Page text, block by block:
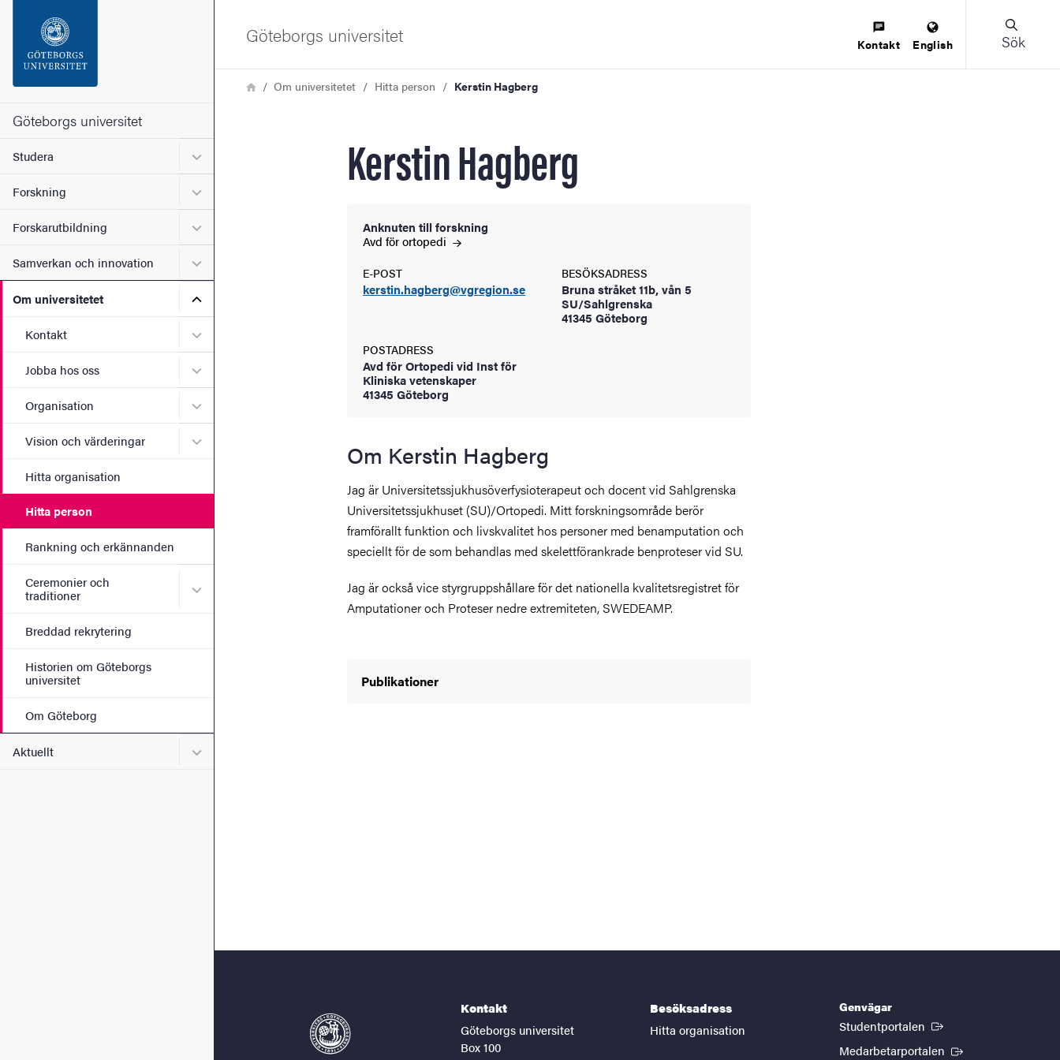
Sidfoten
Om webbplatsen
Göteborgs universitet
Studera Undermeny för Studera
Forskning Undermeny för Forskning
Forskarutbildning Undermeny för Forskarutbildning
Samverkan och innovation Undermeny för Samverkan och innovation
Om universitetet Undermeny för Om universitetet
Kontakt Undermeny för Kontakt
Jobba hos oss Undermeny för Jobba hos oss
Organisation Undermeny för Organisation
Vision och värderingar Undermeny för Vision och värderingar
Hitta organisation
Hitta person
Rankning och erkännanden
Ceremonier och
traditioner
Undermeny för Ceremonier och traditioner
Breddad rekrytering
Historien om Göteborgs
universitet
Om Göteborg
Aktuellt Undermeny för Aktuellt
Göteborgs universitet Kontakt English Sök
LänkstigHemOm universitetet Hitta person Kerstin Hagberg
Kerstin Hagberg
Anknuten till forskning
Avd förortopedi
E-POST
kerstin.hagberg@vgregion.se
BESÖKSADRESS
Bruna stråket 11b, vån 5
SU/Sahlgrenska
41345 Göteborg
POSTADRESS
Avd för Ortopedi vid Inst för
Kliniska vetenskaper
41345 Göteborg
Om Kerstin Hagberg
Jag är Universitetssjukhusöverfysioterapeut och docent vid Sahlgrenska
Universitetssjukhuset (SU)/Ortopedi. Mitt forskningsområde berör
framförallt funktion och livskvalitet hos personer med benamputation och
speciellt för de som behandlas med skelettförankrade benproteser vid SU.
Jag är också vice styrgruppshållare för det nationella kvalitetsregistret för
Amputationer och Proteser nedre extremiteten, SWEDEAMP.
Publikationer
Kontakt
Göteborgs universitet
Box 100
Besöksadress
Hitta organisation
Genvägar
Studentportalen (Extern länk)
Medarbetarportalen (Extern länk)